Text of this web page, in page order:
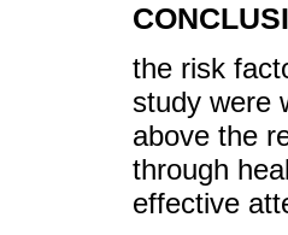
the risk
study were
above the
through
effective